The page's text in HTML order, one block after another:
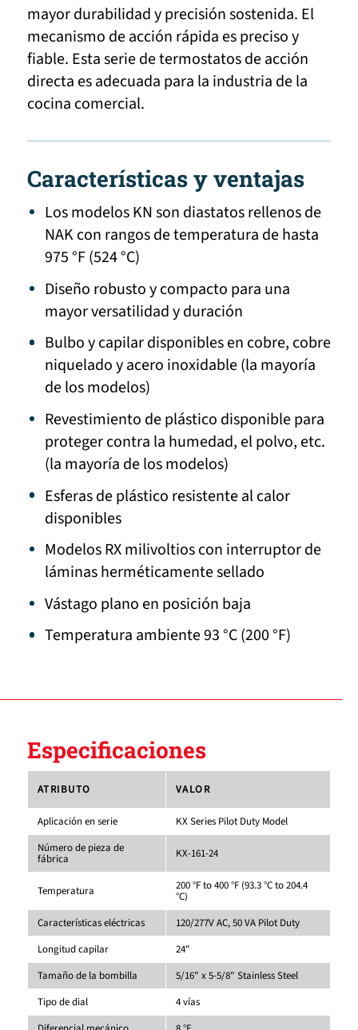
mayor durabilidad y precisión sostenida. El
mecanismo de acción rápida es preciso y
fiable. Esta serie de termostatos de acción
directa es adecuada para la industria de la
cocina comercial.
Características y ventajas
Los modelos KN son diastatos rellenos de
NAK con rangos de temperatura de hasta
975 °F (524 °C)
Diseño robusto y compacto para una
mayor versatilidad y duración
Bulbo y capilar disponibles en cobre, cobre
niquelado y acero inoxidable (la mayoría
de los modelos)
Revestimiento de plástico disponible para
proteger contra la humedad, el polvo, etc.
(la mayoría de los modelos)
Esferas de plástico resistente al calor
disponibles
Modelos RX milivoltios con interruptor de
láminas herméticamente sellado
Vástago plano en posición baja
Temperatura ambiente 93 °C (200 °F)
Especificaciones
ATRIBUTO VALOR
Aplicación en serie
KX Series Pilot Duty Model
Número de pieza de
fábrica KX-161-24
Temperatura 200 °F to 400 °F (93.3 °C to 204.4
°C)
Características eléctricas
120/277V AC, 50 VA Pilot Duty
Longitud capilar
24"
Tamaño de la bombilla
5/16" x 5-5/8" Stainless Steel
Tipo de dial
4 vías